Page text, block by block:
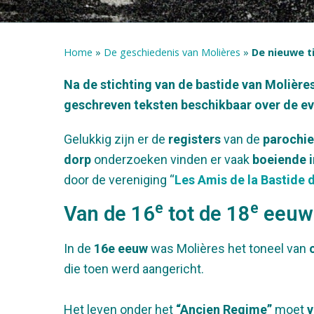
Home » De geschiedenis van Molières » De nieuwe
Na de stichting van de bastide van
geschreven teksten beschikbaar over de
Gelukkig zijn er de registersvan de
dorponderzoeken vinden er vaak boeiende
door de vereniging “Les Amis de la Bastide
Van de 16e tot de 18e eeuw
In de 16e eeuwwas Molières het toneel van
die toen werd aangericht.
Het leven onder het “Ancien Regime”moet